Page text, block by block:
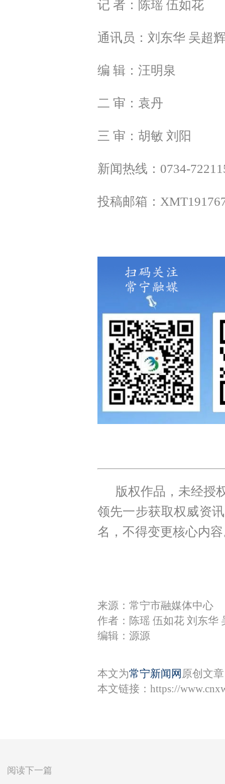
记 者：陈瑶 伍如花
通讯员：刘东华 吴超
编 辑：汪明泉
二 审：袁丹
三 审：胡敏 刘阳
新闻热线：0734-
投稿邮箱：XMT
版权作品，未经授
领先一步获取权威资
名，不得变更核心内
来源：常宁市融媒体中心
作者：陈瑶 伍如花 刘东华
编辑：源源
本文为常宁新闻网 原创文
本文链接： https://
阅读下一篇